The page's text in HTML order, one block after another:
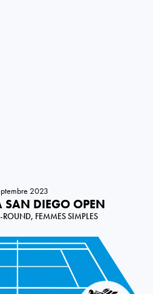
2023
SAN DIEGO OPEN
FEMMES SIMPLES